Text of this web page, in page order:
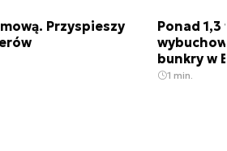
Przyspieszy
Ponad
bunkry w
1 min.